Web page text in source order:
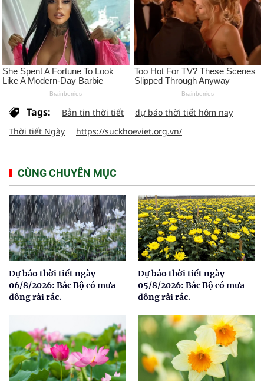
Tags: Bản tin thời tiết
dự báo thời tiết hôm nay
Thời tiết Ngày
https://suckhoeviet.org.vn/
CÙNG CHUYÊN MỤC
Dự báo thời tiết ngày
06/8/2026: Bắc Bộ có mưa
dông rải rác.
Dự báo thời tiết ngày
05/8/2026: Bắc Bộ có mưa
dông rải rác.